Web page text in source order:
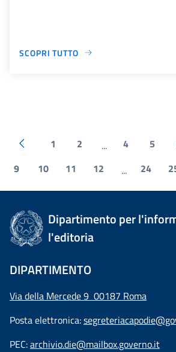
SCOPRI TUTTO
1 2 ... 4 5
9
10 11 12 ... 24
Dipartimento per
l'editoria
DIPARTIMENTO
Via della Mercede 9 00187 Roma
Posta elettronica:
PEC:archivio.die@mailbox.governo.it